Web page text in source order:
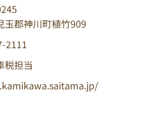
玉郡神川町植竹909
2111
税担当